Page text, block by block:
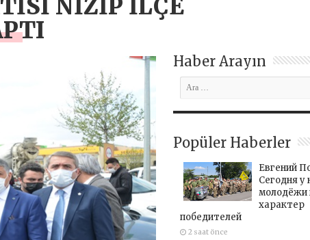
NİZİP İLÇE
Haber Arayın
Popüler Haberler
Евгений
Сегодня у
молодёжи
характер
победителей
2 saat önce